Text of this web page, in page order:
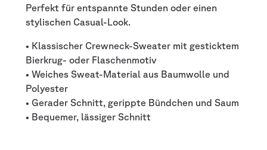
Perfekt für entspannte Stunden oder einen
stylischen Casual-Look.
• Klassischer Crewneck-Sweater mit gesticktem
Bierkrug- oder Flaschenmotiv
• Weiches Sweat-Material aus Baumwolle und
Polyester
• Gerader Schnitt, gerippte Bündchen und Saum
• Bequemer, lässiger Schnitt